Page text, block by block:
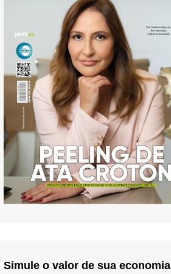
Simule o valor de sua economia